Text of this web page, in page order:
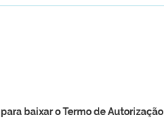
baixar o Termo de